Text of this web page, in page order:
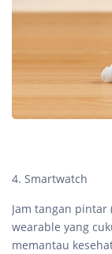
4. Smartwatch
Jam tangan pintar
wearable yang
memantau